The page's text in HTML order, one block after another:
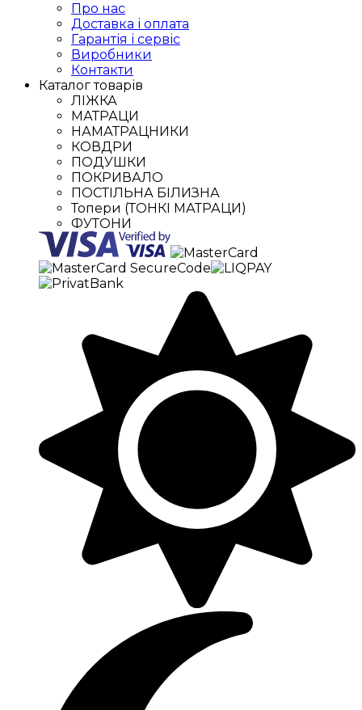
Про нас
Доставка і оплата
Гарантія і сервіс
Виробники
Контакти
Каталог товарів
ЛІЖКА
МАТРАЦИ
НАМАТРАЦНИКИ
КОВДРИ
ПОДУШКИ
ПОКРИВАЛО
ПОСТІЛЬНА БІЛИЗНА
Топери (ТОНКІ МАТРАЦИ)
ФУТОНИ